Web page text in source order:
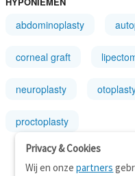
abdominoplasty
corneal graft
neuroplasty
proctoplasty
Privacy & Cookies
Wij en onzepartners